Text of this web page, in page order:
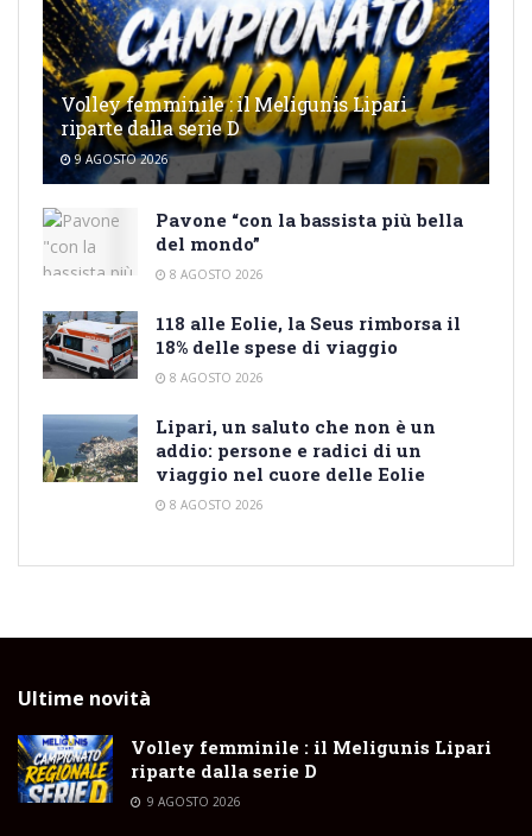
Volley femminile : il Meligunis Lipari
riparte dalla serie D
9 AGOSTO 2026
Pavone “con la bassista più bella
del mondo”
8 AGOSTO 2026
118 alle Eolie, la Seus rimborsa il
18% delle spese di viaggio
8 AGOSTO 2026
Lipari, un saluto che non è un
addio: persone e radici di un
viaggio nel cuore delle Eolie
8 AGOSTO 2026
Ultime novità
Volley femminile : il Meligunis Lipari
riparte dalla serie D
9 AGOSTO 2026